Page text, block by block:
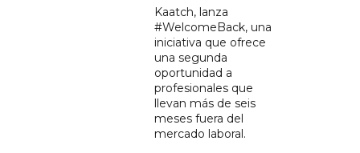
Kaatch, lanza
#WelcomeBack, una
iniciativa que ofrece
una segunda
oportunidad a
profesionales que
llevan más de seis
meses fuera del
mercado laboral.